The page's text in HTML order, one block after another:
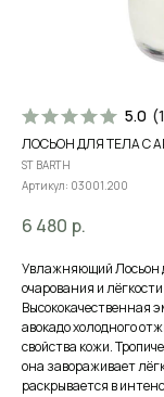
5.0 (1
ЛОСЬОН ДЛЯ ТЕЛА С
ST BARTH
Артикул: 03001.200
6 480 р.
Увлажняющий Лосьон
очарования и
Высококачественная
авокадо холодного
свойства кожи.
она завораживает
раскрывается в